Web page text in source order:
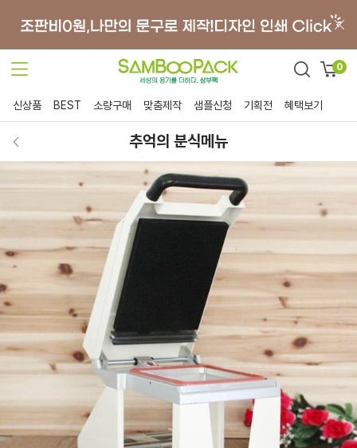
0
신상품 BEST 소량구매 맞춤제작 샘플신청 기획전 혜택보기
추억의 분식메뉴